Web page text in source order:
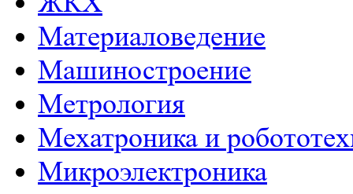
Материаловедение
Машиностроение
Метрология
Мехатроника и
Микроэлектроника